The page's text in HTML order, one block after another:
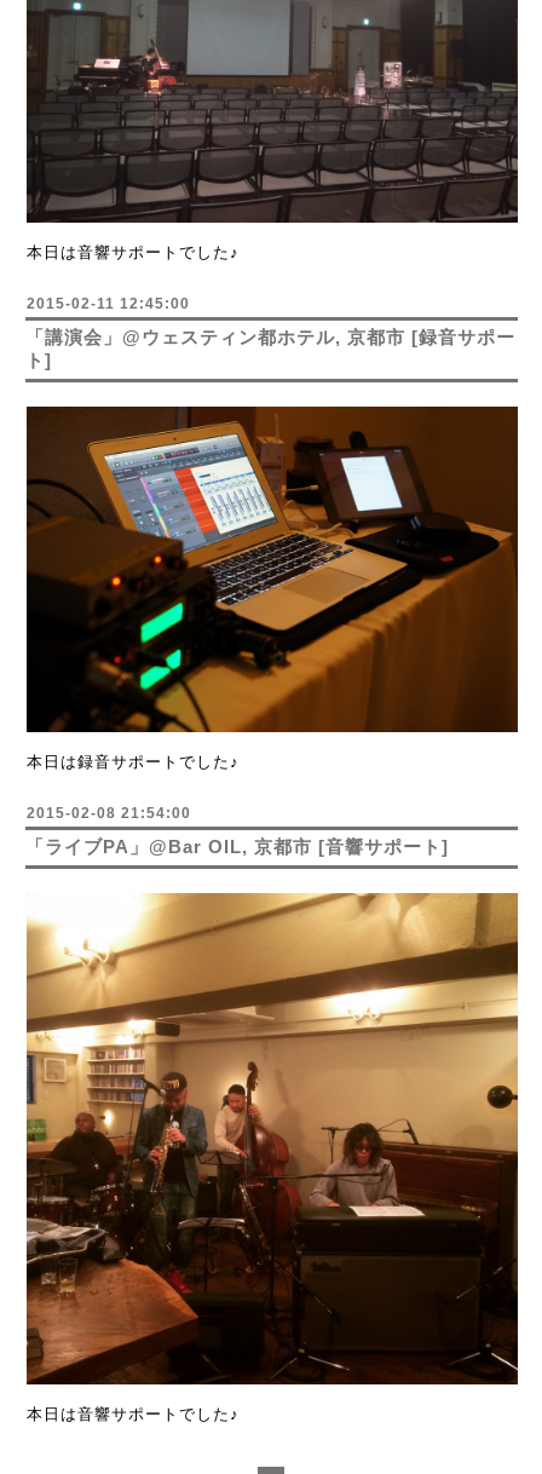
本日は音響サポートでした♪
2015-02-11 12:45:00
「講演会」@ウェスティン都ホテル, 京都市 [録音サポー
ト]
本日は録音サポートでした♪
2015-02-08 21:54:00
「ライブPA」@Bar OIL, 京都市 [音響サポート]
本日は音響サポートでした♪